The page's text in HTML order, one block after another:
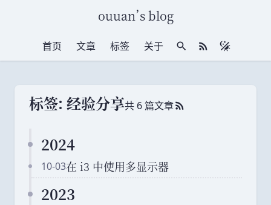
ouuan’s blog
首页 文章 标签 关于 站内搜索RSS 订阅
标签: 经验分享共 6 篇文章RSS 订阅
2024
10-03在 i3 中使用多显示器
2023